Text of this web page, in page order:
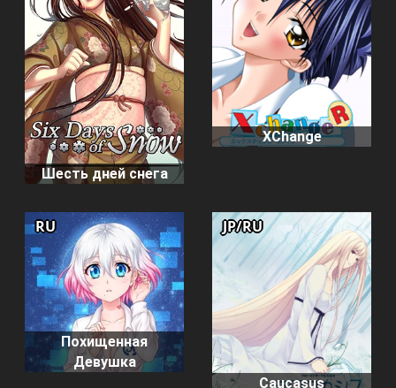
Шесть дней снега
XChange
Похищенная
Девушка
RU
Caucasus
JP/RU